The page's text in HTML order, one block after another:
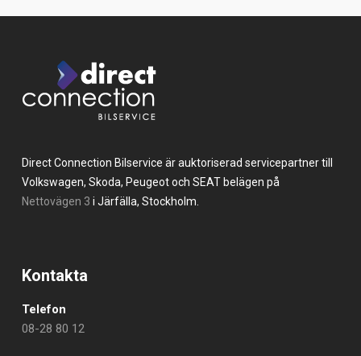
Direct Connection Bilservice är auktoriserad servicepartner till
Volkswagen, Skoda, Peugeot och SEAT belägen på
Nettovägen 3 i Järfälla, Stockholm.
Kontakta
Telefon
08-28 80 12